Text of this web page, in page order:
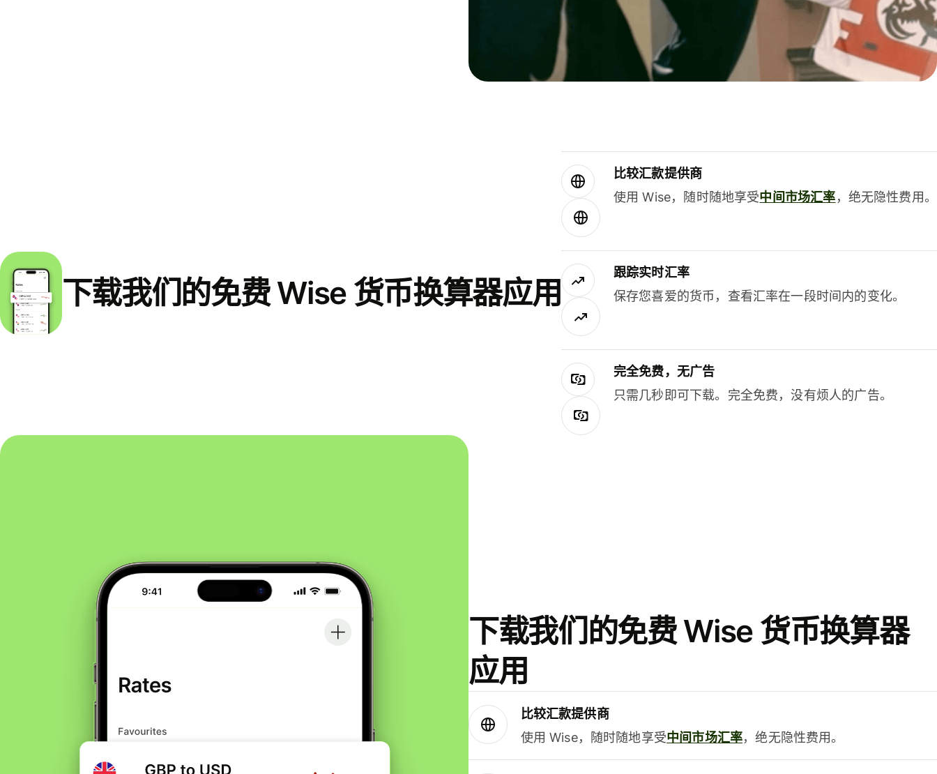
下载我们的免费 Wise 货币换算器应用
比较汇款提供商
使用 Wise，随时随地享受中间市场汇率，绝无隐性费用。
跟踪实时汇率
保存您喜爱的货币，查看汇率在一段时间内的变化。
完全免费，无广告
只需几秒即可下载。完全免费，没有烦人的广告。
下载我们的免费 Wise 货币换算器
应用
比较汇款提供商
使用 Wise，随时随地享受中间市场汇率，绝无隐性费用。